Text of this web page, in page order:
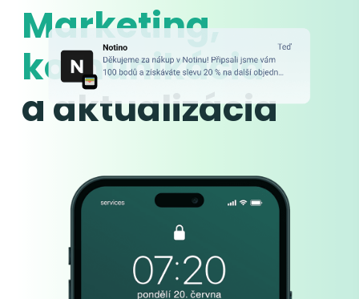
Marketing,
komunikácia
a aktualizácia